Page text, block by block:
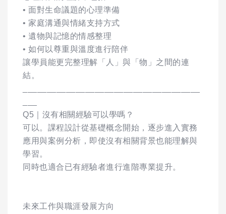
• 面對生命議題的心理準備
• 家庭溝通與情緒支持方式
• 遺物與記憶的情感整理
• 如何以尊重與溫度進行陪伴
讓學員能更完整理解「人」與「物」之間的連
結。
Q5｜沒有相關經驗可以學嗎？
可以。課程設計從基礎概念開始，逐步進入實務
應用與案例分析，即使沒有相關背景也能理解與
學習。
同時也適合已有經驗者進行進階專業提升。
未來工作與職涯發展方向